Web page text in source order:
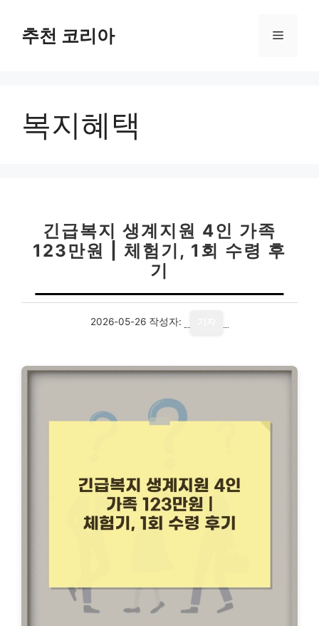
추천 코리아 메
복지혜택
긴급복지 생계지원 4인 가족
123만원 | 체험기, 1회 수령 후
기
2026-05-26 작성자: